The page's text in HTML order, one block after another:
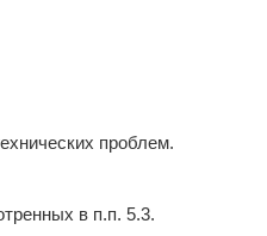
проблем.
в п.п. 5.3.